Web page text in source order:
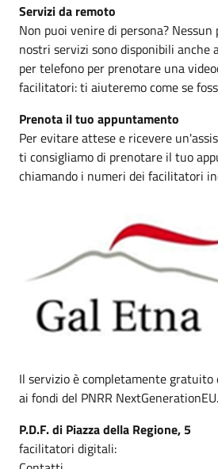
Servizi da remoto
Non puoi venire di persona?
nostri servizi sono disponibili anche
per telefono per prenotare una
facilitatori: ti aiuteremo come se
Prenota il tuo appuntamento
Per evitare attese e ricevere
ti consigliamo di prenotare il tuo
chiamando i numeri dei facilitatori
Il servizio è completamente gratuito
ai fondi del PNRR NextGenerationEU.
P.D.F. di Piazza della Regione, 5
facilitatori digitali: